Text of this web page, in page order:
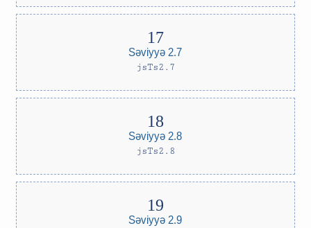
Səviyyə 2.7
jsTs2.7
Səviyyə 2.8
jsTs2.8
Səviyyə 2.9